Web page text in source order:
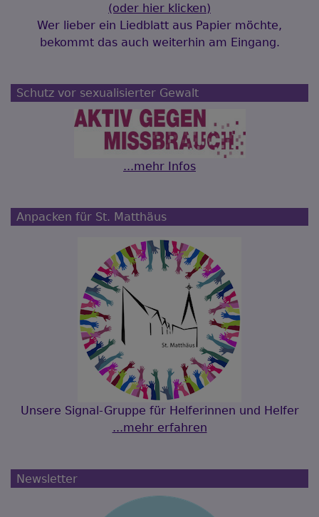
(oder hier klicken)
Wer lieber ein Liedblatt aus Papier möchte,
bekommt das auch weiterhin am Eingang.
Schutz vor sexualisierter Gewalt
...mehr Infos
Anpacken für St. Matthäus
Unsere Signal-Gruppe für Helferinnen und Helfer
...mehr erfahren
Newsletter